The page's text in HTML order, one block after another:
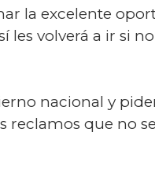
la excelente
les volverá a ir si
nacional y
reclamos que no